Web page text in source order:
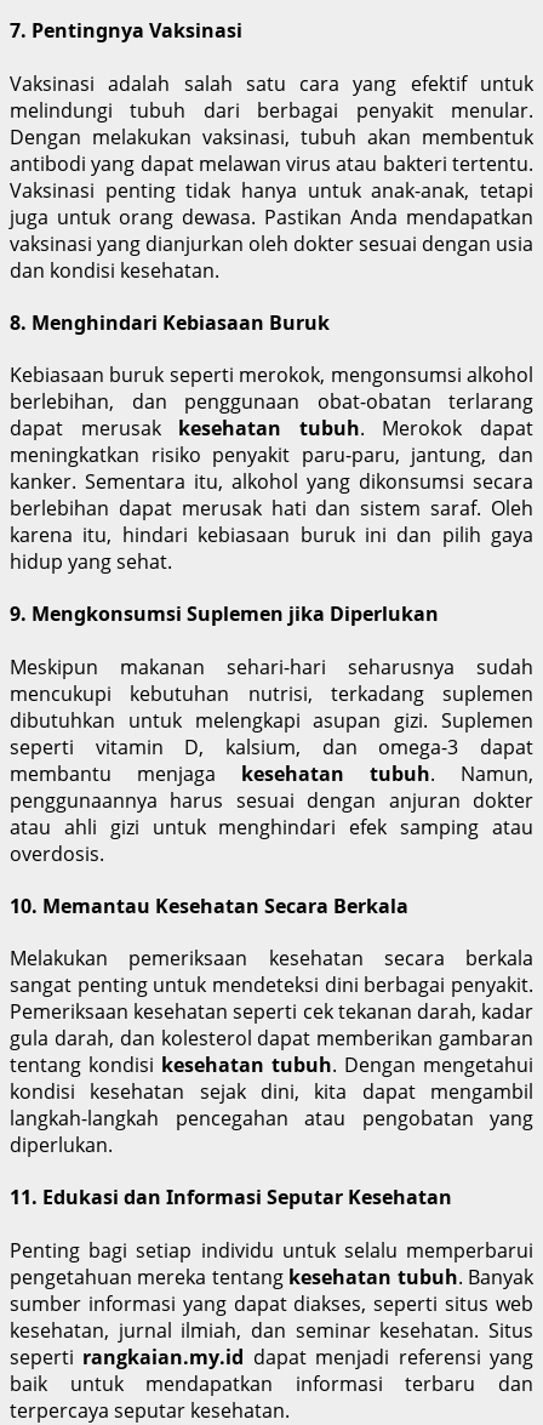
7. Pentingnya Vaksinasi
Vaksinasi adalah salah satu cara yang efektif untuk
melindungi tubuh dari berbagai penyakit menular.
Dengan melakukan vaksinasi, tubuh akan membentuk
antibodi yang dapat melawan virus atau bakteri tertentu.
Vaksinasi penting tidak hanya untuk anak-anak, tetapi
juga untuk orang dewasa. Pastikan Anda mendapatkan
vaksinasi yang dianjurkan oleh dokter sesuai dengan usia
dan kondisi kesehatan.
8. Menghindari Kebiasaan Buruk
Kebiasaan buruk seperti merokok, mengonsumsi alkohol
berlebihan, dan penggunaan obat-obatan terlarang
dapat merusak kesehatan tubuh. Merokok dapat
meningkatkan risiko penyakit paru-paru, jantung, dan
kanker. Sementara itu, alkohol yang dikonsumsi secara
berlebihan dapat merusak hati dan sistem saraf. Oleh
karena itu, hindari kebiasaan buruk ini dan pilih gaya
hidup yang sehat.
9. Mengkonsumsi Suplemen jika Diperlukan
Meskipun makanan sehari-hari seharusnya sudah
mencukupi kebutuhan nutrisi, terkadang suplemen
dibutuhkan untuk melengkapi asupan gizi. Suplemen
seperti vitamin D, kalsium, dan omega-3 dapat
membantu menjaga kesehatan tubuh. Namun,
penggunaannya harus sesuai dengan anjuran dokter
atau ahli gizi untuk menghindari efek samping atau
overdosis.
10. Memantau Kesehatan Secara Berkala
Melakukan pemeriksaan kesehatan secara berkala
sangat penting untuk mendeteksi dini berbagai penyakit.
Pemeriksaan kesehatan seperti cek tekanan darah, kadar
gula darah, dan kolesterol dapat memberikan gambaran
tentang kondisi kesehatan tubuh. Dengan mengetahui
kondisi kesehatan sejak dini, kita dapat mengambil
langkah-langkah pencegahan atau pengobatan yang
diperlukan.
11. Edukasi dan Informasi Seputar Kesehatan
Penting bagi setiap individu untuk selalu memperbarui
pengetahuan mereka tentang kesehatan tubuh. Banyak
sumber informasi yang dapat diakses, seperti situs web
kesehatan, jurnal ilmiah, dan seminar kesehatan. Situs
seperti rangkaian.my.id dapat menjadi referensi yang
baik untuk mendapatkan informasi terbaru dan
terpercaya seputar kesehatan.